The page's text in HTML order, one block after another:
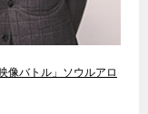
像バトル」ソウルアロ